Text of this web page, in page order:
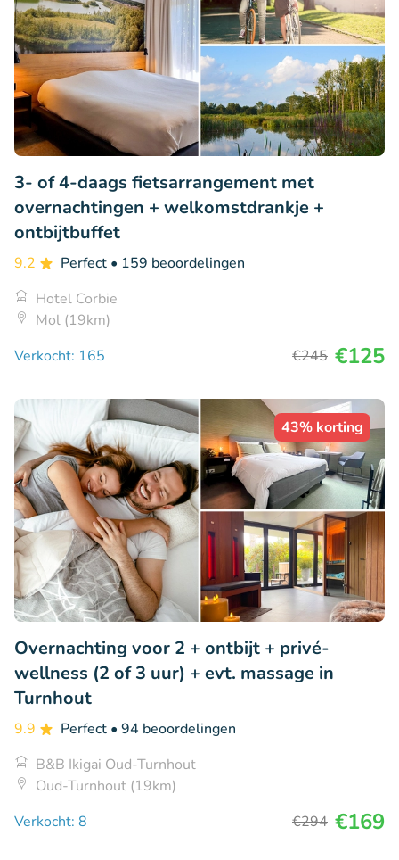
3- of 4-daags fietsarrangement met
overnachtingen + welkomstdrankje +
ontbijtbuffet
9.2 Perfect • 159 beoordelingen
Hotel Corbie
Mol (19km)
Verkocht: 165
€245 €125
43% korting
Overnachting voor 2 + ontbijt + privé-
wellness (2 of 3 uur) + evt. massage in
Turnhout
9.9 Perfect • 94 beoordelingen
B&B Ikigai Oud-Turnhout
Oud-Turnhout (19km)
Verkocht: 8
€294 €169